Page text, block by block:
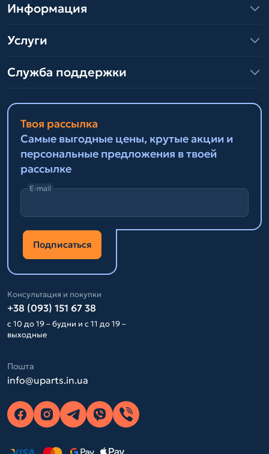
Информация
Услуги
Служба поддержки
Твоя рассылка
Самые выгодные цены, крутые акции и
персональные предложения в твоей
рассылке
E-mail
Подписаться
Консультация и покупки
+38 (093) 151 67 38
с 10 до 19 – будни и с 11 до 19 –
выходные
Пошта
info@uparts.in.ua